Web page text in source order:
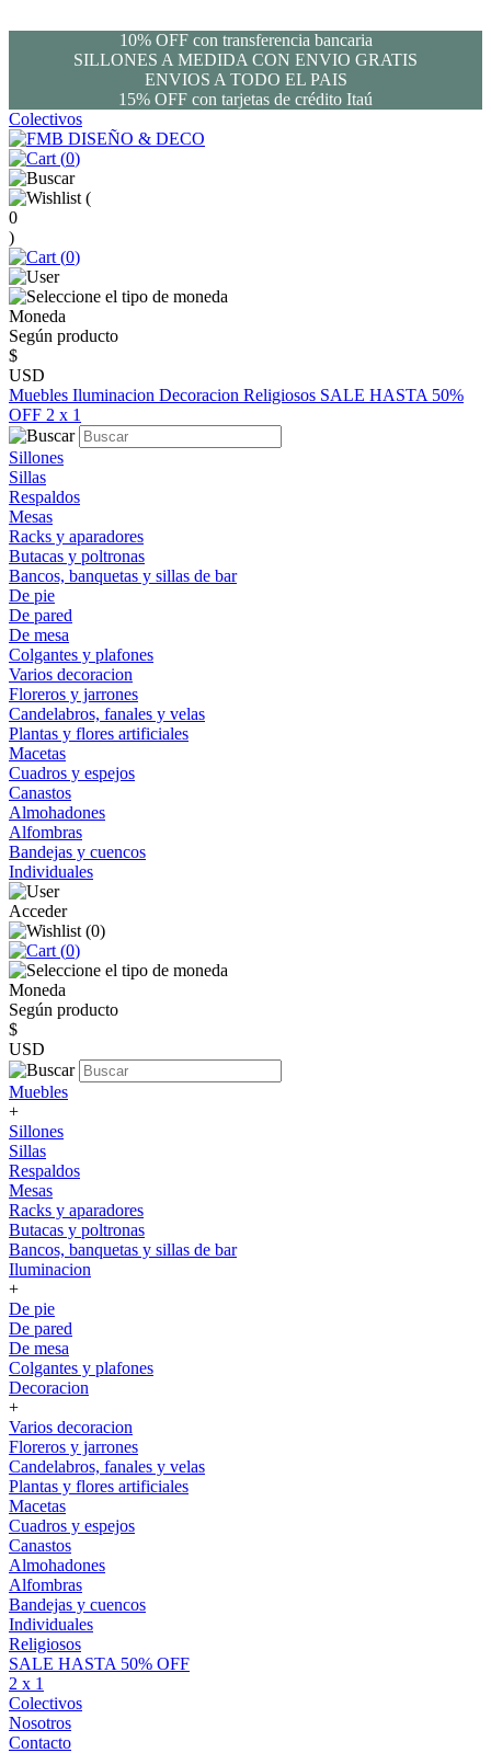
10% OFF con transferencia bancaria
SILLONES A MEDIDA CON ENVIO GRATIS
ENVIOS A TODO EL PAIS
15% OFF con tarjetas de crédito Itaú
Colectivos
(0)
(
0
)
(0)
Moneda
Según producto
$
USD
Muebles Iluminacion Decoracion Religiosos SALE HASTA 50%
OFF 2 x 1
Sillones
Sillas
Respaldos
Mesas
Racks y aparadores
Butacas y poltronas
Bancos, banquetas y sillas de bar
De pie
De pared
De mesa
Colgantes y plafones
Varios decoracion
Floreros y jarrones
Candelabros, fanales y velas
Plantas y flores artificiales
Macetas
Cuadros y espejos
Canastos
Almohadones
Alfombras
Bandejas y cuencos
Individuales
Acceder
(0)
(0)
Moneda
Según producto
$
USD
Muebles
+
Sillones
Sillas
Respaldos
Mesas
Racks y aparadores
Butacas y poltronas
Bancos, banquetas y sillas de bar
Iluminacion
+
De pie
De pared
De mesa
Colgantes y plafones
Decoracion
+
Varios decoracion
Floreros y jarrones
Candelabros, fanales y velas
Plantas y flores artificiales
Macetas
Cuadros y espejos
Canastos
Almohadones
Alfombras
Bandejas y cuencos
Individuales
Religiosos
SALE HASTA 50% OFF
2 x 1
Colectivos
Nosotros
Contacto